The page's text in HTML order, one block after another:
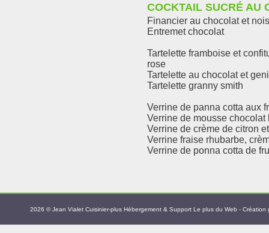
COCKTAIL SUCRÉ AU
Financier au chocolat et
Entremet chocolat
Tartelette framboise et
rose
Tartelette au chocolat et
Tartelette granny smith
Verrine de panna cotta aux
Verrine de mousse
Verrine de crème de citron
Verrine fraise rhubarbe,
Verrine de ponna cotta de
2026 © Jean Vialet Cuisinier-plus Hébergement & Support Le plus du Web - Création